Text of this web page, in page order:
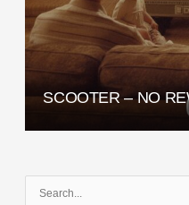
SCOOTER – NO